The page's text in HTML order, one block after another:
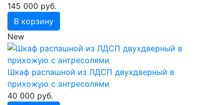
145 000 руб.
В корзину
New
Шкаф распашной из ЛДСП двухдверный в
прихожую с антресолями
40 000 руб.